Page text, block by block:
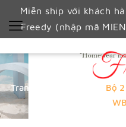
Miễn ship với khách
Freedy (nhập mã
Trang chủ
Bộ